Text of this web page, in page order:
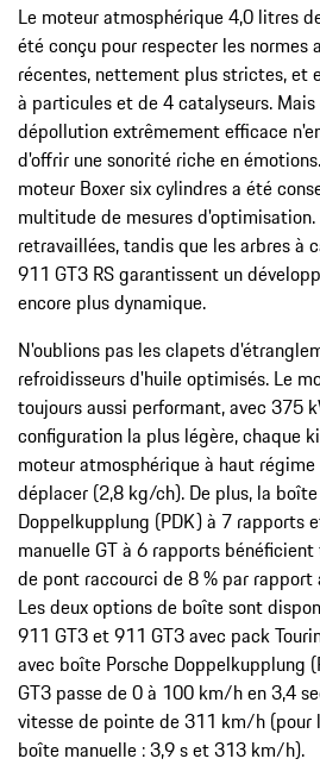
Le moteur atmosphérique 4,0 litres
été conçu pour respecter les
récentes, nettement plus strictes, et
à particules et de 4 catalyseurs.
dépollution extrêmement efficace
d'offrir une sonorité riche en
moteur Boxer six cylindres a été
multitude de mesures
retravaillées, tandis que les arbres à
911 GT3 RS garantissent un
encore plus dynamique.
N'oublions pas les clapets
refroidisseurs d'huile optimisés. Le
toujours aussi performant, avec 375
configuration la plus légère, chaque
moteur atmosphérique à haut
déplacer (2,8 kg/ch). De plus, la
Doppelkupplung (PDK) à 7 rapports
manuelle GT à 6 rapports
de pont raccourci de 8 % par
Les deux options de boîte sont
911 GT3 et 911 GT3 avec pack
avec boîte Porsche Doppelkupplung
GT3 passe de 0 à 100 km/h en 3,4
vitesse de pointe de 311 km/h (pour
boîte manuelle : 3,9 s et 313 km/h).